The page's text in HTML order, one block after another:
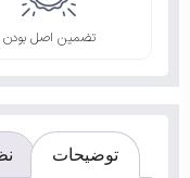
تضمین اصل بودن
توضیحات